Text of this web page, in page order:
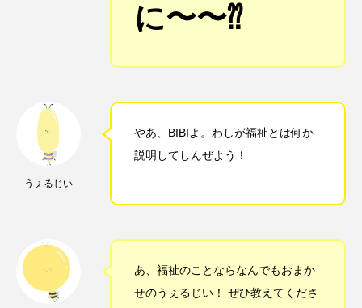
に〜〜⁇
うぇるじい
やあ、BIBIよ。わしが福祉とは何か
説明してしんぜよう！
あ、福祉のことならなんでもおまか
せのうぇるじい！ ぜひ教えてくださ